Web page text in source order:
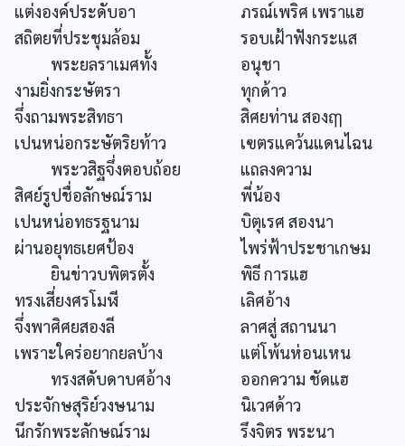
แต่งองค์ประดับอา
ภรณ์เพริศ เพราแฮ
สถิตยที่ประชุมล้อม
รอบเฝ้าฟังกระแส
พระยลราเมศทั้ง
อนุชา
งามยิ่งกระษัตรา
ทุกด้าว
จึ่งถามพระสิทธา
สิศยท่าน สองฤๅ
เปนหน่อกระษัตริยท้าว
เฃตรแคว้นแดนไฉน
พระวสิฐจึ่งตอบถ้อย
แถลงความ
สิศย์รูปชื่อลักษณ์ราม
พี่น้อง
เปนหน่อทธรฐนาม
บิตุเรศ สองนา
ผ่านอยุทธเยศป้อง
ไพร่ฟ้าประชาเกษม
ยินข่าวบพิตรตั้ง
พิธี การแฮ
ทรงเสี่ยงศรโมฬี
เลิศอ้าง
จึ่งพาศิศยสองลี
ลาศสู่ สถานนา
เพราะใคร่อยากยลบ้าง
แต่โพ้นห่อนเหน
ทรงสดับดาบศอ้าง
ออกความ ชัดแฮ
ประจักษสุริย์วงษนาม
นิเวศด้าว
นึกรักพระลักษณ์ราม
รึงจิตร พระนา